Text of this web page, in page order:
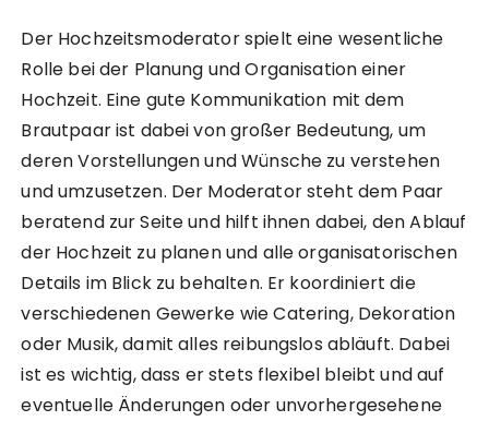
Der Hochzeitsmoderator spielt eine wesentliche
Rolle bei der Planung und Organisation einer
Hochzeit. Eine gute Kommunikation mit dem
Brautpaar ist dabei von großer Bedeutung, um
deren Vorstellungen und Wünsche zu verstehen
und umzusetzen. Der Moderator steht dem Paar
beratend zur Seite und hilft ihnen dabei, den Ablauf
der Hochzeit zu planen und alle organisatorischen
Details im Blick zu behalten. Er koordiniert die
verschiedenen Gewerke wie Catering, Dekoration
oder Musik, damit alles reibungslos abläuft. Dabei
ist es wichtig, dass er stets flexibel bleibt und auf
eventuelle Änderungen oder unvorhergesehene